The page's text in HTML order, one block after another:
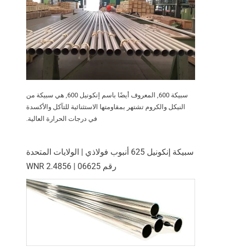
سبيكة 600, المعروف أيضًا باسم إنكونيل 600, هي سبيكة من
النيكل والكروم تشتهر بمقاومتها الاستثنائية للتآكل والأكسدة
في درجات الحرارة العالية.
سبيكة إنكونيل 625 أنبوب فولاذي | الولايات المتحدة
رقم 06625 | WNR 2.4856